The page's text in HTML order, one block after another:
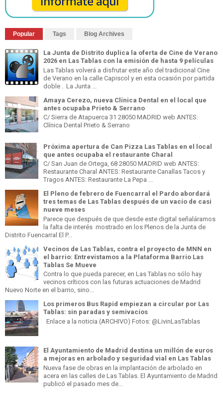
Popular Tags Blog Archives
La Junta de Distrito duplica la oferta de Cine de Verano
2026 en Las Tablas con la emisión de hasta 9 películas
Las Tablas volverá a disfrutar este año del tradicional Cine
de Verano en la calle Capiscol y en esta ocasión por partida
doble . La Junta ...
Amaya Cerezo, nueva Clínica Dental en el local que
antes ocupaba Prieto & Serrano
C/ Sierra de Atapuerca 31 28050 MADRID web ANTES:
Clínica Dental Prieto & Serrano
Próxima apertura de Can Pizza Las Tablas en el local
que antes ocupaba el restaurante Charal
C/ San Juan de Ortega, 68 28050 MADRID web ANTES:
Restaurante Charal ANTES: Restaurante Canallas Tacos y
Tragos ANTES: Restaurante La Pepa ...
El Pleno de febrero de Fuencarral el Pardo abordará
tres temas de Las Tablas después de un vacío de casi
nueve meses
Parece que después de que desde este digital señaláramos
la falta de interés mostrado en los Plenos de la Junta de
Distrito Fuencarral El P...
Vecinos de Las Tablas, contra el proyecto de MNN en
el barrio: Entrevistamos a la Plataforma Barrio Las
Tablas Se Mueve
Contra lo que pueda parecer, en Las Tablas no sólo hay
vecinos críticos con las futuras actuaciones de Madrid
Nuevo Norte en el barrio, sino...
Los primeros Bus Rapid empiezan a circular por Las
Tablas: sin paradas y semivacíos
Enlace a la noticia (ARCHIVO) Fotos: @LivinLasTablas
El Ayuntamiento de Madrid destina un millón de euros
a mejoras en arbolado y seguridad vial en Las Tablas
Nueva fase de obras en la implantación de arbolado en
acera en las calles de Las Tablas. El Ayuntamiento de Madrid
publicó el pasado mes de...